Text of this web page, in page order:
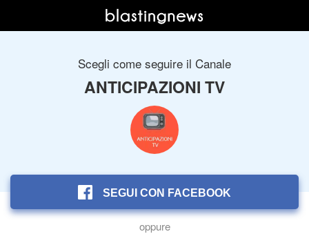
Scegli come seguire il Canale
ANTICIPAZIONI TV
SEGUI CON FACEBOOK
oppure